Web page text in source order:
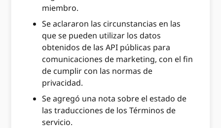
miembro.
Se aclararon las circunstancias en las
que se pueden utilizar los datos
obtenidos de las API públicas para
comunicaciones de marketing, con el fin
de cumplir con las normas de
privacidad.
Se agregó una nota sobre el estado de
las traducciones de los Términos de
servicio.